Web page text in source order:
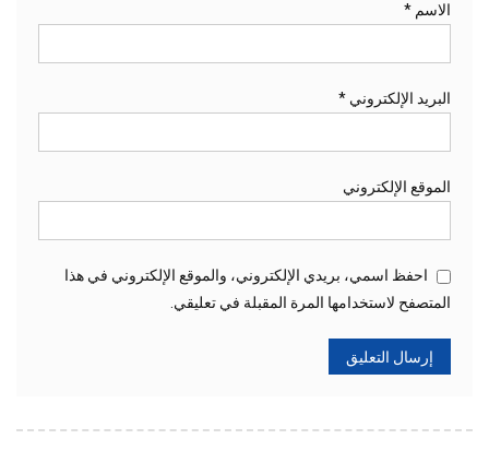
الاسم *
البريد الإلكتروني *
الموقع الإلكتروني
احفظ اسمي، بريدي الإلكتروني، والموقع الإلكتروني في هذا
المتصفح لاستخدامها المرة المقبلة في تعليقي.